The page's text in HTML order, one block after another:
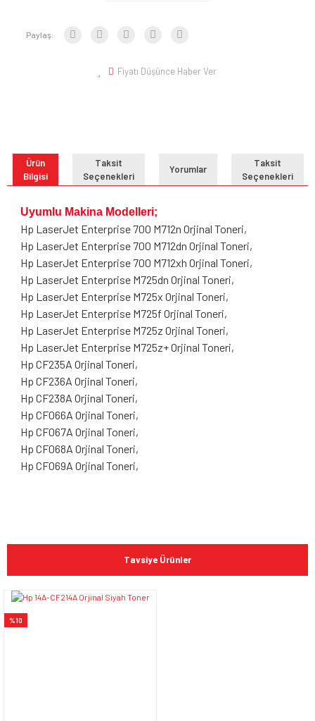
Paylaş:
Fiyatı Düşünce Haber Ver
Ürün
Bilgisi
Taksit
Seçenekleri
Yorumlar
Taksit
Seçenekleri
Uyumlu Makina Modelleri;
Hp LaserJet Enterprise 700 M712n Orjinal Toneri,
Hp LaserJet Enterprise 700 M712dn Orjinal Toneri,
Hp LaserJet Enterprise 700 M712xh Orjinal Toneri,
Hp LaserJet Enterprise M725dn Orjinal Toneri,
Hp LaserJet Enterprise M725x Orjinal Toneri,
Hp LaserJet Enterprise M725f Orjinal Toneri,
Hp LaserJet Enterprise M725z Orjinal Toneri,
Hp LaserJet Enterprise M725z+ Orjinal Toneri,
Hp CF235A Orjinal Toneri,
Hp CF236A Orjinal Toneri,
Hp CF238A Orjinal Toneri,
Hp CF066A Orjinal Toneri,
Hp CF067A Orjinal Toneri,
Hp CF068A Orjinal Toneri,
Hp CF069A Orjinal Toneri,
Bu ürüne ilk yorumu siz yapın!
Yorum Yaz
konularda yetersiz gördüğünüz noktaları öneri formunu
kullanarak tarafımıza iletebilirsiniz.
Tavsiye Ürünler
%10